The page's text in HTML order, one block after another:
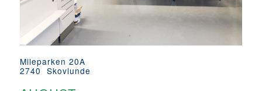
Mileparken 20A
2740 Skovlunde